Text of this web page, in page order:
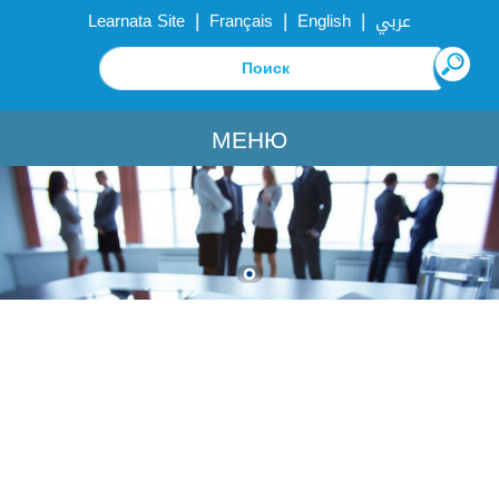
Learnata Site | Français | English | عربي
МЕНЮ